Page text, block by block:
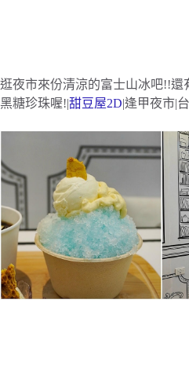
逛夜市來份清涼的富士山冰吧!!還
黑糖珍珠喔!|甜豆屋2D|逢甲夜市|